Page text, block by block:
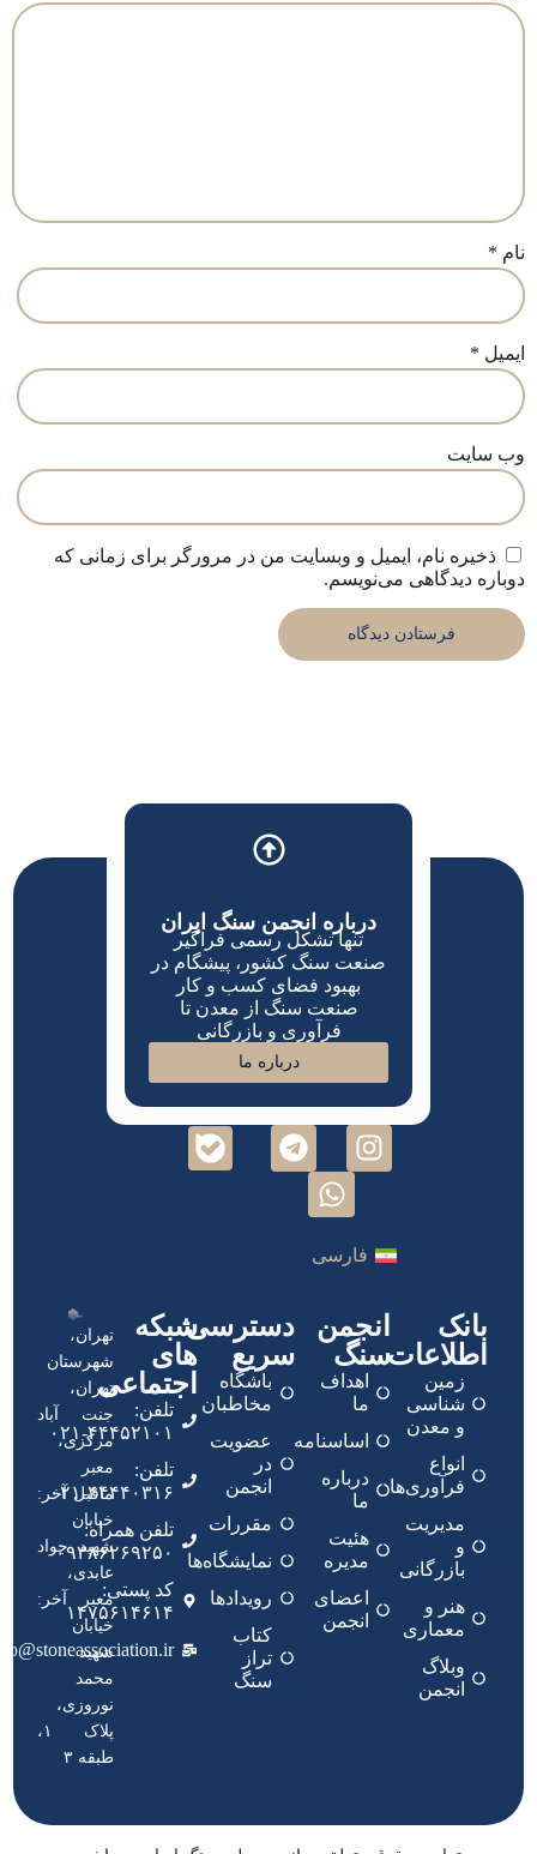
نام *
ایمیل *
وب‌ سایت
ذخیره نام، ایمیل و وبسایت من در مرورگر برای زمانی که
دوباره دیدگاهی می‌نویسم.
درباره انجمن سنگ ایران
تنها تشکل رسمی فراگیر
صنعت سنگ کشور، پیشگام در
بهبود فضای کسب و کار
صنعت سنگ از معدن تا
فرآوری و بازرگانی
درباره ما
فارسی
بانک
اطلاعات
زمین
شناسی
و معدن
انواع
فرآوری‌ها
مدیریت
و
بازرگانی
هنر و
معماری
وبلاگ
انجمن
انجمن
سنگ
اهداف
ما
اساسنامه
درباره
ما
هئیت
مدیره
اعضای
انجمن
دسترسی
سریع
باشگاه
مخاطبان
عضویت
در
انجمن
مقررات
نمایشگاه‌ها
رویدادها
کتاب
تراز
سنگ
شبکه
های
اجتماعی
تلفن:
۴۴۴۵۲۱۰۱-۰۲۱
تلفن:
۴۴۴۴۰۳۱۶-۰۲۱
تلفن همراه:
۰۹۳۸۶۲۶۹۲۵۰
کد پستی:
۱۴۷۵۶۱۴۶۱۴
تهران،
شهرستان
تهران،
جنت آباد
مرکزی،
معبر
ماقبل آخر:
خیابان
شهید جواد
عابدی،
معبر آخر:
خیابان
شهید
محمد
نوروزی،
پلاک ۱،
طبقه ۳